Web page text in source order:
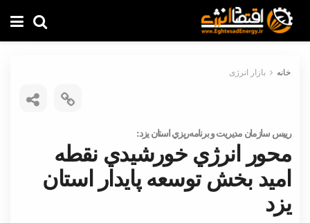
خانه بازار انرژی
رييس سازمان مديريت و برنامه‌ريزي استان يزد:
محور انرژي خورشيدي نقطه
اميد بخش توسعه پايدار استان
يزد